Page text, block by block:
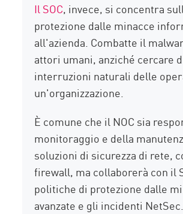
Il SOC, invece, si concentra
protezione dalle minacce
all'azienda. Combatte il
attori umani, anziché cercare
interruzioni naturali delle
un'organizzazione.
È comune che il NOC sia
monitoraggio e della
soluzioni di sicurezza di rete,
firewall, ma collaborerà con il
politiche di protezione dalle
avanzate e gli incidenti NetSec.